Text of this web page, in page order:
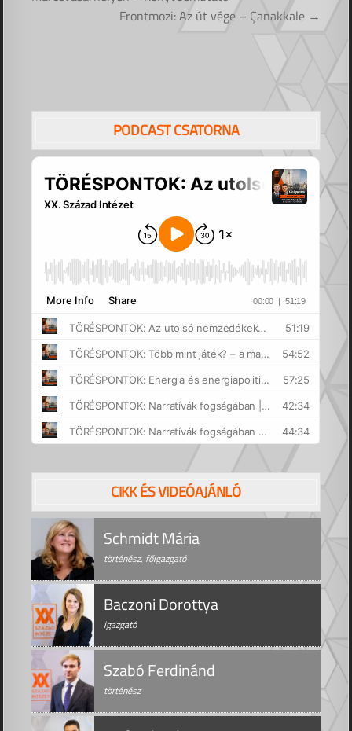
Frontmozi: Az út vége – Çanakkale →
PODCAST CSATORNA
CIKK ÉS VIDEÓAJÁNLÓ
Schmidt Mária
történész, főigazgató
Baczoni Dorottya
igazgató
Szabó Ferdinánd
történész